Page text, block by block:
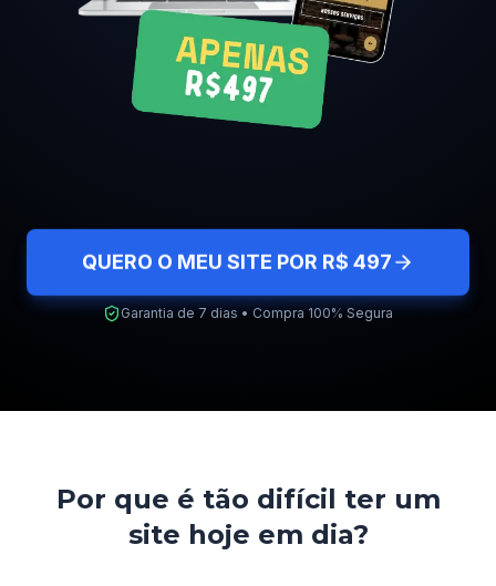
QUERO O MEU SITE POR R$ 497
Garantia de 7 dias • Compra 100% Segura
Por que é tão difícil ter um
site hoje em dia?